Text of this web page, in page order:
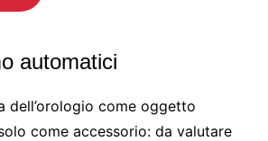
automatici
dell’orologio come oggetto
come accessorio: da valutare